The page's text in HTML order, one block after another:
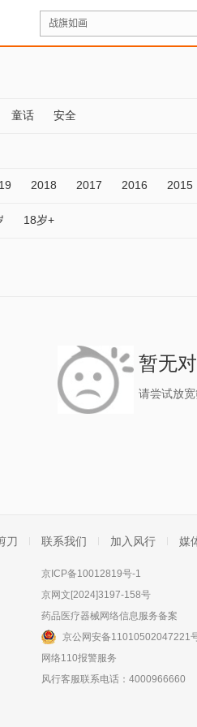
童话 安全
2018 2017 2016 2015
18岁+
暂无
请尝试放
刀 联系我们 加入风行 媒
京ICP备10012819号-1
京网文[2024]3197-158号
药品医疗器械网络信息服务备案
京公网安备11010502047221
网络110报警服务
风行客服联系电话：4000966660